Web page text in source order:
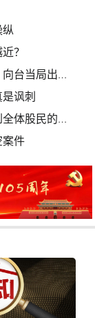
？
三步大棋能赢吗？
讽刺
民的对立面
案件